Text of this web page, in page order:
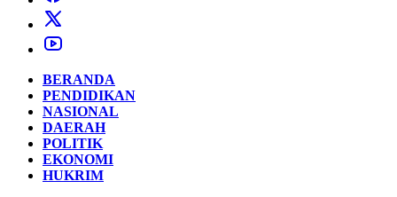
BERANDA
PENDIDIKAN
NASIONAL
DAERAH
POLITIK
EKONOMI
HUKRIM